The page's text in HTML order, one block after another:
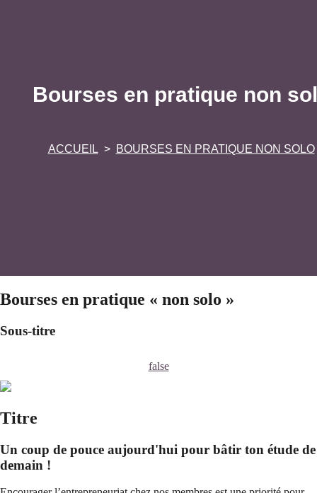
Bourses en pratique non
ACCUEIL BOURSES EN PRATIQUE NON SOLO
Bourses en pratique « non solo »
Sous-titre
false
Titre
Un coup de pouce aujourd'hui pour bâtir ton étude de
demain !